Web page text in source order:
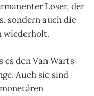
Loser, der
sondern auch die
wiederholt.
es den Van Warts
Auch sie sind